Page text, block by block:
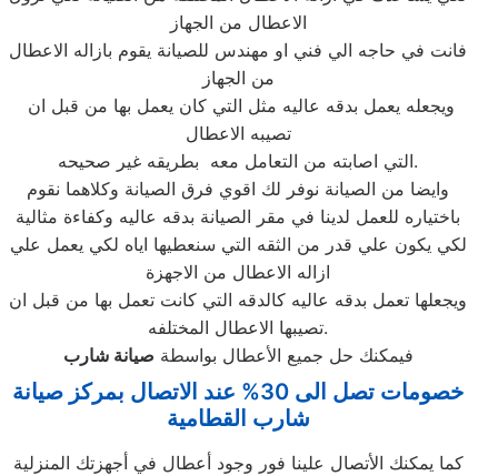
الاعطال من الجهاز
فانت في حاجه الي فني او مهندس للصيانة يقوم بازاله الاعطال
من الجهاز
تصيبه الاعطال
التي اصابته من التعامل معه بطريقه غير صحيحه.
وايضا من الصيانة نوفر لك اقوي فرق الصيانة وكلاهما نقوم
باختياره للعمل لدينا في مقر الصيانة بدقه عاليه وكفاءة مثالية
لكي يكون علي قدر من الثقه التي سنعطيها اياه لكي يعمل علي
ازاله الاعطال من الاجهزة
ويجعلها تعمل بدقه عاليه كالدقه التي كانت تعمل بها من قبل ان
تصيبها الاعطال المختلفه.
فيمكنك حل جميع الأعطال بواسطة صيانة شارب
خصومات تصل الى 30% عند الاتصال بمركز صيانة
شارب القطامية
كما يمكنك الأتصال علينا فور وجود أعطال في أجهزتك المنزلية